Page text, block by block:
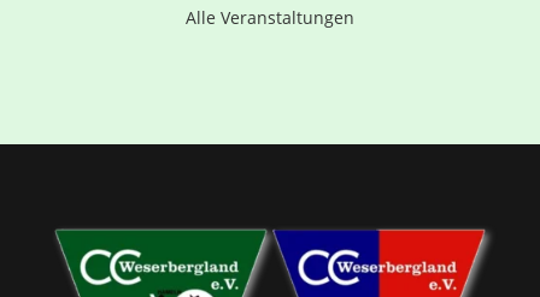
Alle Veranstaltungen